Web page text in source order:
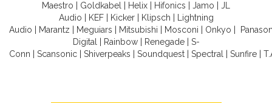
Maestro
Goldkabel Helix Hifonics Jamo
JL
Audio
KEF| Kicker| Klipsch
Lightning
Audio
Marantz Meguiars Mitsubishi Mosconi Onkyo
Digital
Rainbow| Renegade| S-
Conn
Scansonic Shiverpeaks Soundquest Spectral Sunfire